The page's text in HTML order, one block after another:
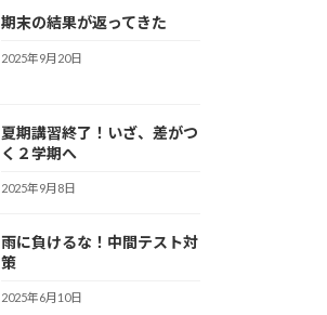
期末の結果が返ってきた
2025年9月20日
夏期講習終了！いざ、差がつ
く２学期へ
2025年9月8日
雨に負けるな！中間テスト対
策
2025年6月10日